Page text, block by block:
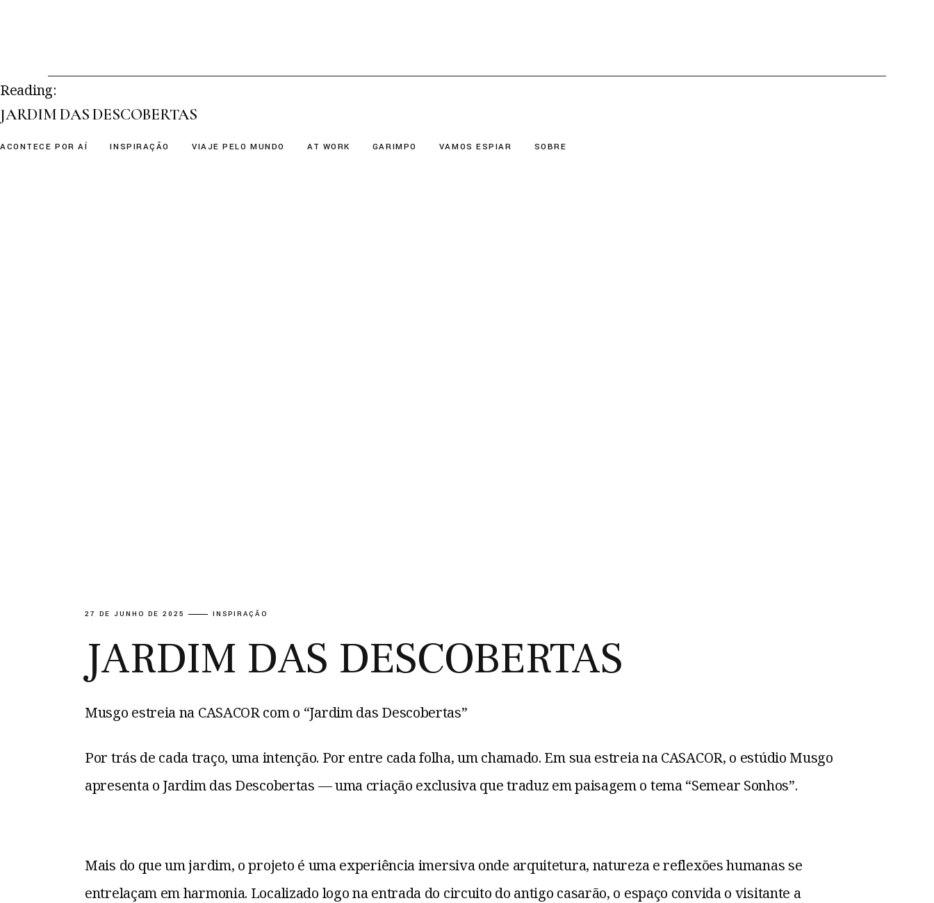
Reading:
JARDIM DAS DESCOBERTAS
ACONTECE POR AÍ INSPIRAÇÃO VIAJE PELO MUNDO AT WORK GARIMPO VAMOS ESPIAR SOBRE
27 DE JUNHO DE 2025 INSPIRAÇÃO
JARDIM DAS DESCOBERTAS
Musgo estreia na CASACOR com o “Jardim das Descobertas”
Por trás de cada traço, uma intenção. Por entre cada folha, um chamado. Em sua estreia na CASACOR, o estúdio Musgo
apresenta o Jardim das Descobertas — uma criação exclusiva que traduz em paisagem o tema “Semear Sonhos”.
Mais do que um jardim, o projeto é uma experiência imersiva onde arquitetura, natureza e reflexões humanas se
entrelaçam em harmonia. Localizado logo na entrada do circuito do antigo casarão, o espaço convida o visitante a